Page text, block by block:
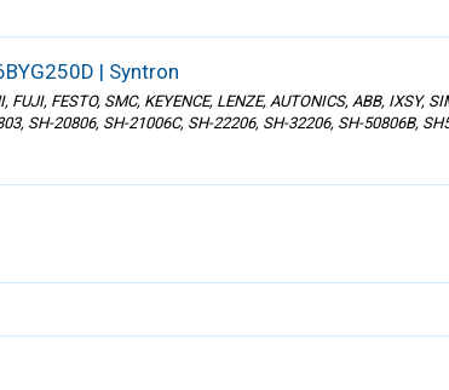
| Syntron
FESTO, SMC, KEYENCE, LENZE, AUTONICS, ABB, IXSY,
SH-20806, SH-21006C, SH-22206, SH-32206, SH-50806B,